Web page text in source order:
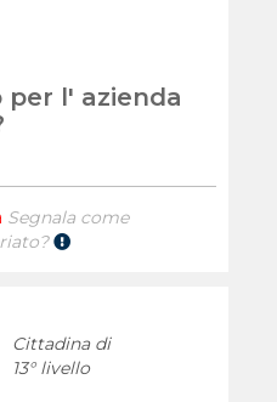
per l' azienda
Segnala come
Cittadina di
13° livello